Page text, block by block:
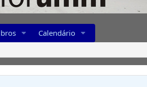
Calendário